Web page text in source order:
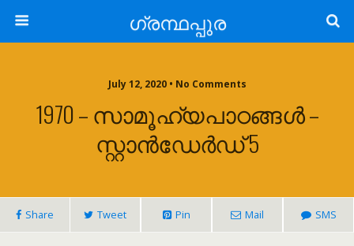
ഗ്രന്ഥപ്പുര
July 12, 2020 • No Comments
1970 – സാമൂഹ്യപാഠങ്ങൾ –
സ്റ്റാൻഡേർഡ് 5
Share Tweet Pin Mail SMS